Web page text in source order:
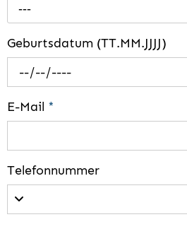
---
Geburtsdatum (TT.MM.JJJJ)
E-Mail *
Telefonnummer